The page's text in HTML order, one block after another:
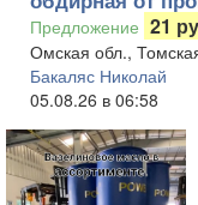
Предложение 21
Омская обл.,
Бакаляс Николай
05.08.26 в 06:58